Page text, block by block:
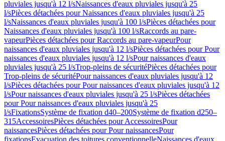
pluviales jusqu'à 12 l/sNaissances d'eaux pluviales jusqu'à 25
l/sPièces détachées pour Naissances d'eaux pluviales jusqu'à 25
l/sNaissances d'eaux pluviales jusqu'à 100 l/sPièces détachées pour
Naissances d'eaux pluviales jusqu'à 100 l/sRaccords au pare-
vapeurPièces détachées pour Raccords au pare-vapeurPour
naissances d'eaux pluviales jusqu'à 12 l/sPièces détachées pour Pour
naissances d'eaux pluviales jusqu'à 12 l/sPour naissances d'eaux
pluviales jusqu'à 25 l/sTrop-pleins de sécuritéPièces détachées pour
Trop-pleins de sécuritéPour naissances d'eaux pluviales jusqu'à 12
l/sPièces détachées pour Pour naissances d'eaux pluviales jusqu'à 12
l/sPour naissances d'eaux pluviales jusqu'à 25 l/sPièces détachées
pour Pour naissances d'eaux pluviales jusqu'à 25
l/sFixationsSystème de fixation d40–200Système de fixation d250–
315AccessoiresPièces détachées pour AccessoiresPour
naissancesPièces détachées pour Pour naissancesPour
fixationsEvacuation des toitures conventionnelleNaissances d'eaux